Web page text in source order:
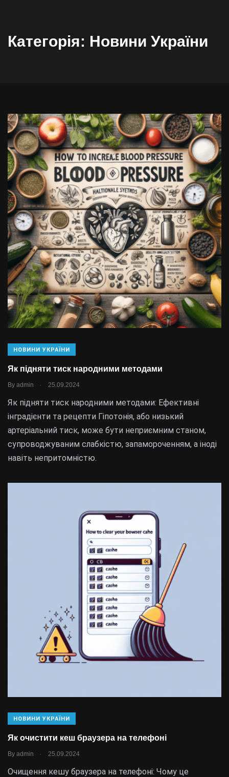
Категорія: Новини України
НОВИНИ УКРАЇНИ
Як підняти тиск народними методами
By admin . 25.09.2024
Як підняти тиск народними методами: Ефективні
інградієнти та рецепти Гіпотонія, або низький
артеріальний тиск, може бути неприємним станом,
супроводжуваним слабкістю, запамороченням, а іноді
навіть непритомністю.
НОВИНИ УКРАЇНИ
Як очистити кеш браузера на телефоні
By admin . 25.09.2024
Очищення кешу браузера на телефоні: Чому це